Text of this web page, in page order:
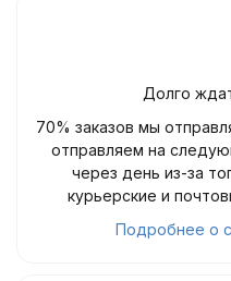
Долго
70% заказов мы
отправляем на
через день из-за
курьерские и
Подробнее о